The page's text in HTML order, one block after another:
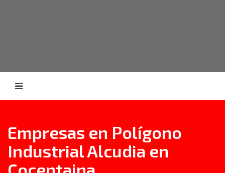
Empresas en Polígono
Industrial Alcudia en